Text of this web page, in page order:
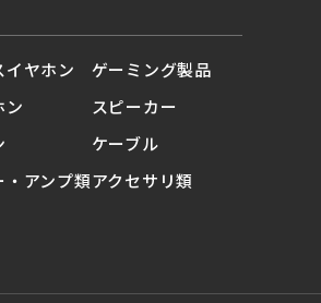
イヤホン
ン
アンプ類
ゲーミング製品
スピーカー
ケーブル
アクセサリ類